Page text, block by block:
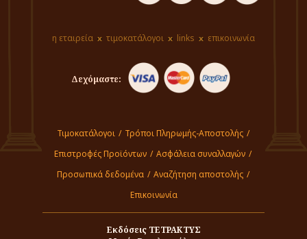
η εταιρεία τιμοκατάλογοι links επικοινωνία
Δεχόμαστε:
Τιμοκατάλογοι / Τρόποι Πληρωμής-Αποστολής /
Επιστροφές Προϊόντων / Ασφάλεια συναλλαγών /
Προσωπικά δεδομένα / Αναζήτηση αποστολής /
Επικοινωνία
Εκδόσεις ΤΕΤΡΑΚΤΥΣ